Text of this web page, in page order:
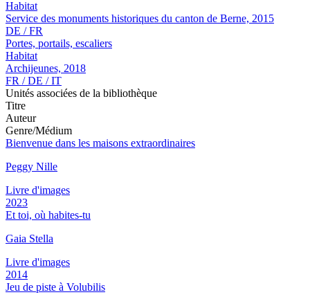
Habitat
Service des monuments historiques du canton de Berne, 2015
DE / FR
Portes, portails, escaliers
Habitat
Archijeunes, 2018
FR / DE / IT
Unités associées de la bibliothèque
Titre
Auteur
Genre/Médium
Bienvenue dans les maisons extraordinaires
Peggy Nille
Livre d'images
2023
Et toi, où habites-tu
Gaia Stella
Livre d'images
2014
Jeu de piste à Volubilis